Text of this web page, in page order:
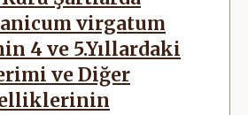
virgatum
4 ve 5.Yıllardaki
ve Diğer